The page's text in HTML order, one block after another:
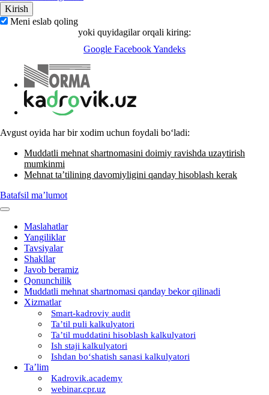
Meni eslab qoling
yoki quyidagilar orqali kiring:
Google FacebookYandeks
Avgust oyida har bir хodim uchun foydali boʻladi:
Muddatli mehnat shartnomasini doimiy ravishda uzaytirish
mumkinmi
Mehnat ta’tilining davomiyligini qanday hisoblash kerak
Batafsil ma’lumot
Maslahatlar
Yangiliklar
Tavsiyalar
Shakllar
Javob beramiz
Qonunchilik
Muddatli mehnat shartnomasi qanday bekor qilinadi
Xizmatlar
Smart-kadroviy audit
Ta’til puli kalkulyatori
Ta’til muddatini hisoblash kalkulyatori
Ish staji kalkulyatori
Ishdan boʻshatish sanasi kalkulyatori
Ta’lim
Kadrovik.academy
webinar.cpr.uz